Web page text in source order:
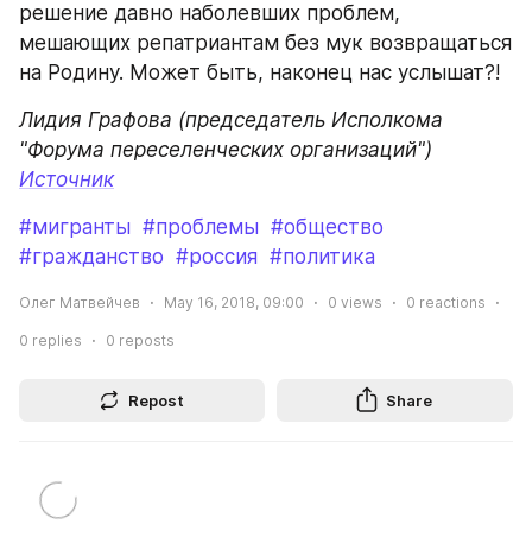
решение давно наболевших проблем,
мешающих репатриантам без мук возвращаться
на Родину. Может быть, наконец нас услышат?!
Лидия Графова (председатель Исполкома
"Форума переселенческих организаций")
Источник
#мигранты #проблемы #общество
#гражданство #россия #политика
Олег Матвейчев May 16, 2018, 09:00 0 views 0 reactions
0 replies 0 reposts
Repost Share